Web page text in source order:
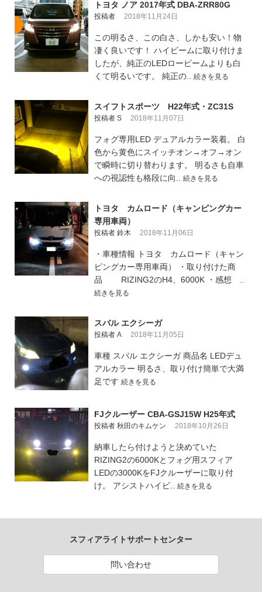
トヨタ ノア 2017年式 DBA-ZRR80G
投稿者 2018年11月24日
この明るさ、この白さ、しかも安い！物
凄く良いです！ ハイビームに取り付けま
したが、純正のLEDロービームよりも白
くて明るいです。 純正の.. 続きを見る
スイフトスポーツ H22年式・ZC31S
投稿者 S 2018年11月07日
フォグ専用LED デュアルカラー装着。 白
色から黄色にスイッチオン→オフ→オン
で瞬時に切り替わります。 明るさも自車
への視認性も格段に向.. 続きを見る
トヨタ カムロード（キャンピングカー
専用車両）
投稿者 鈴木 2018年11月06日
・車種情報 トヨタ カムロード（キャン
ピングカー専用車両） ・取り付けた商
品 RIZING2のH4、6000K ・感想 ..
続きを見る
スバル エクシーガ
投稿者 A 2018年11月05日
車種 スバル エクシーガ 商品名 LEDデュ
アルカラー 明るさ、取り付け簡単で大満
足です 続きを見る
FJクルーザー CBA-GSJ15W H25年式
投稿者 秋田のキムケン 2018年10月26日
納車したら付けようと決めていた
RIZING2の6000Kとフォグ用スフィア
LEDの3000KをFJクルーザーに取り付
け。 アシストハイビ.. 続きを見る
スフィアライトサポートセンター
問い合わせ